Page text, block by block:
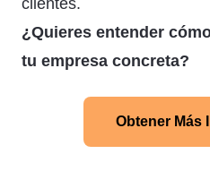
clientes.
¿Quieres entender
tu empresa concreta?
Obtener Más